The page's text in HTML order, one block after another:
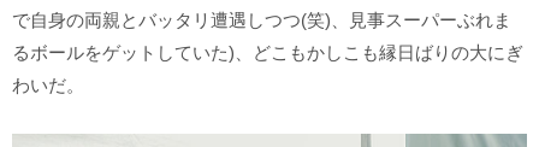
で自身の両親とバッタリ遭遇しつつ(笑)、見事スーパーぶれま
るボールをゲットしていた)、どこもかしこも縁日ばりの大にぎ
わいだ。